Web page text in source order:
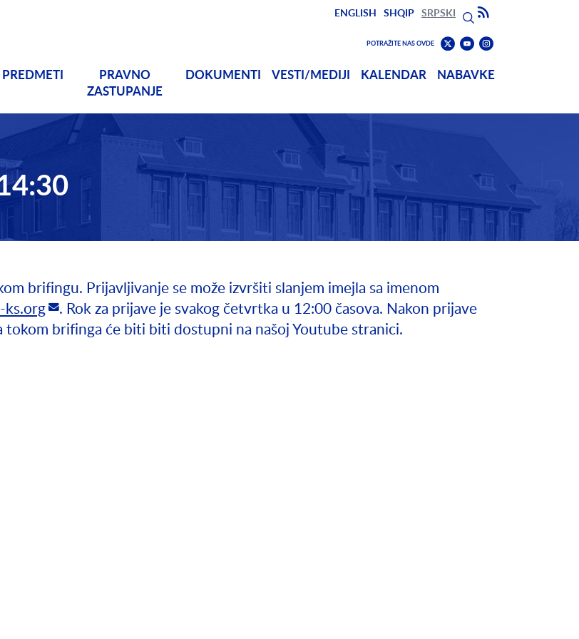
ENGLISH SHQIP SRPSKI
Претрага
Search
POTRAŽITE NAS OVDE
nas
Pronađite
na on
PREDMETI
PRAVNO
ZASTUPANJE
DOKUMENTI VESTI/MEDIJI KALENDAR NABAVKE
brifingu. Prijavljivanje se može izvršiti slanjem imejla sa imenom
ks.org
. Rok za prijave je svakog četvrtka u 12:00 časova. Nakon prijave
tokom brifinga će biti biti dostupni na našoj Youtube stranici.